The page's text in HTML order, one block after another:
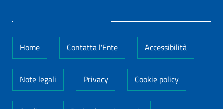
Home Contatta l'Ente Accessibilità
Note legali Privacy Cookie policy